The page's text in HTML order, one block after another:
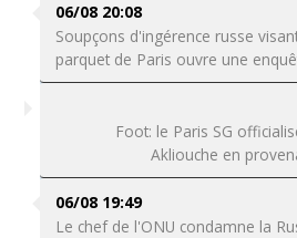
06/08 20:08
Soupçons d'ingérence russe
parquet de Paris ouvre une
Foot: le Paris SG
Akliouche en
06/08 19:49
Le chef de l'ONU condamne la